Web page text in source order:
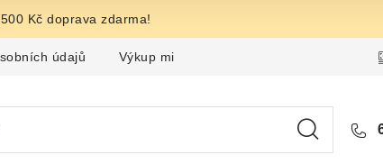
Kč doprava zdarma!
údajů Výkup minerálů a drahých kamenů